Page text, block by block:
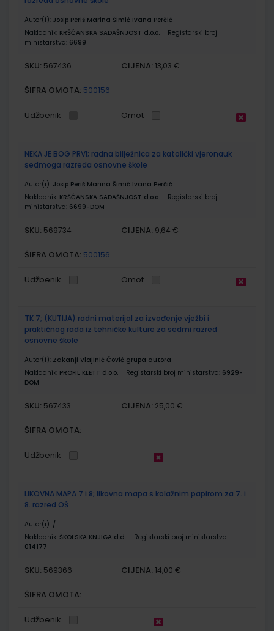
Autor(i): Josip Periš Marina Šimić Ivana Perčić
Nakladnik: KRŠĆANSKA SADAŠNJOST d.o.o.
Registarski broj
ministarstva: 6699
SKU: 567436 CIJENA: 13,03 €
ŠIFRA OMOTA: 500156
Udžbenik Omot
NEKA JE BOG PRVI; radna bilježnica za katolički vjeronauk
sedmoga razreda osnovne škole
Autor(i): Josip Periš Marina Šimić Ivana Perčić
Nakladnik: KRŠĆANSKA SADAŠNJOST d.o.o.
Registarski broj
ministarstva: 6699-DOM
SKU: 569734 CIJENA: 9,64 €
ŠIFRA OMOTA: 500156
Udžbenik Omot
TK 7; (KUTIJA) radni materijal za izvođenje vježbi i
praktičnog rada iz tehničke kulture za sedmi razred
osnovne škole
Autor(i): Zakanji Vlajinić Čović grupa autora
Nakladnik: PROFIL KLETT d.o.o. Registarski broj ministarstva: 6929-
DOM
SKU: 567433 CIJENA: 25,00 €
ŠIFRA OMOTA:
Udžbenik
LIKOVNA MAPA 7 i 8; likovna mapa s kolažnim papirom za 7. i
8. razred OŠ
Autor(i): /
Nakladnik: ŠKOLSKA KNJIGA d.d.
Registarski broj ministarstva:
014177
SKU: 569366 CIJENA: 14,00 €
ŠIFRA OMOTA:
Udžbenik